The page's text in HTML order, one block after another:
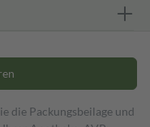
die Packungsbeilage und